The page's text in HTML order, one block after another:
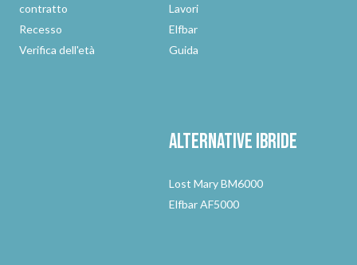
contratto
Recesso
Verifica dell'età
Lavori
Elfbar
Guida
Alternativeibride
Lost Mary BM6000
Elfbar AF5000